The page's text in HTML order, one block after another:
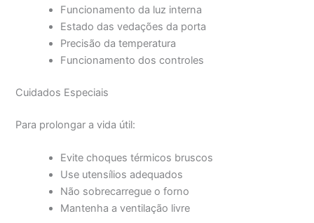
Funcionamento da luz interna
Estado das vedações da porta
Precisão da temperatura
Funcionamento dos controles
Cuidados Especiais
Para prolongar a vida útil:
Evite choques térmicos bruscos
Use utensílios adequados
Não sobrecarregue o forno
Mantenha a ventilação livre